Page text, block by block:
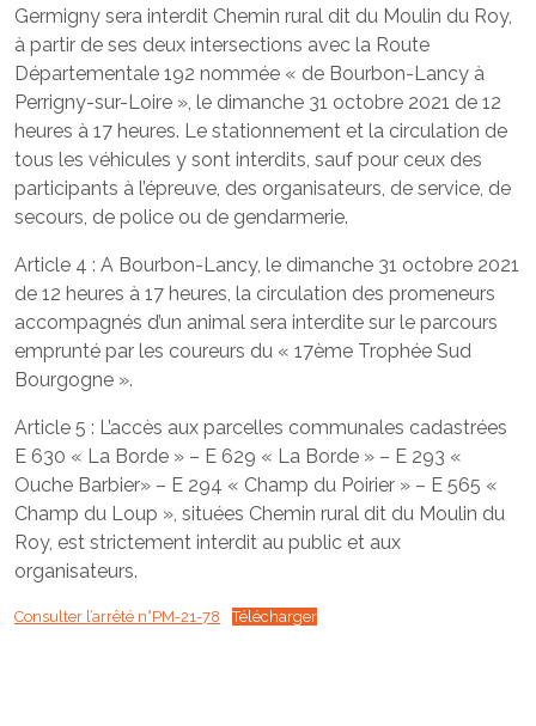
Germigny sera interdit Chemin rural dit du Moulin du Roy,
à partir de ses deux intersections avec la Route
Départementale 192 nommée « de Bourbon-Lancy à
Perrigny-sur-Loire », le dimanche 31 octobre 2021 de 12
heures à 17 heures. Le stationnement et la circulation de
tous les véhicules y sont interdits, sauf pour ceux des
participants à l’épreuve, des organisateurs, de service, de
secours, de police ou de gendarmerie.
Article 4 : A Bourbon-Lancy, le dimanche 31 octobre 2021
de 12 heures à 17 heures, la circulation des promeneurs
accompagnés d’un animal sera interdite sur le parcours
emprunté par les coureurs du « 17ème Trophée Sud
Bourgogne ».
Article 5 : L’accès aux parcelles communales cadastrées
E 630 « La Borde » – E 629 « La Borde » – E 293 «
Ouche Barbier» – E 294 « Champ du Poirier » – E 565 «
Champ du Loup », situées Chemin rural dit du Moulin du
Roy, est strictement interdit au public et aux
organisateurs.
Consulter l’arrêté n°PM-21-78 Télécharger